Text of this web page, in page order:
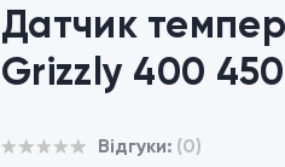
Датчик
Grizzly 400 450
Відгуки: (0)